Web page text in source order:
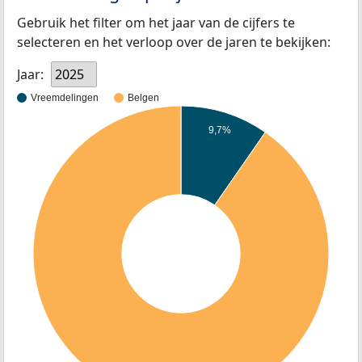
Gebruik het filter om het jaar van de cijfers te
selecteren en het verloop over de jaren te bekijken:
Jaar:
2025
Vreemdelingen Belgen
9,7%